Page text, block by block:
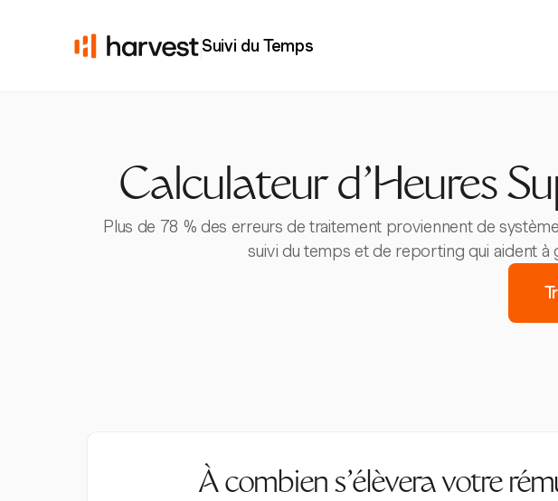
Suivi du Temps
Calculateur d'Heures
Plus de 78 % des erreurs de traitement proviennent de
suivi du temps et de reporting qui aident
À combien s’élèvera votre